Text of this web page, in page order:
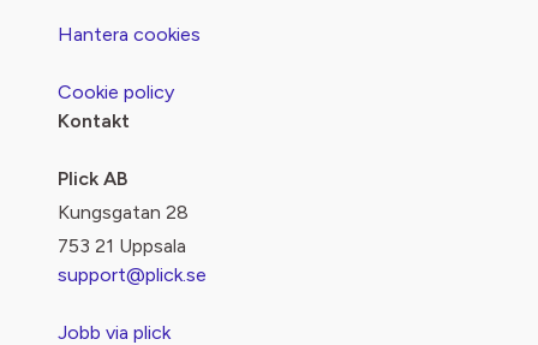
Hantera cookies
Cookie policy
Kontakt
Plick AB
Kungsgatan 28
753 21 Uppsala
support@plick.se
Jobb via plick